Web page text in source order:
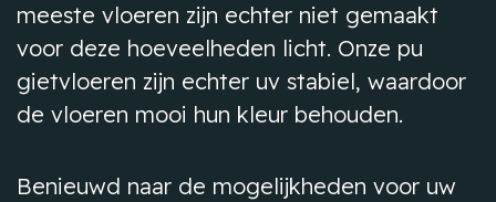
meeste vloeren zijn echter niet gemaakt
voor deze hoeveelheden licht. Onze pu
gietvloeren zijn echter uv stabiel, waardoor
de vloeren mooi hun kleur behouden.
Benieuwd naar de mogelijkheden voor uw